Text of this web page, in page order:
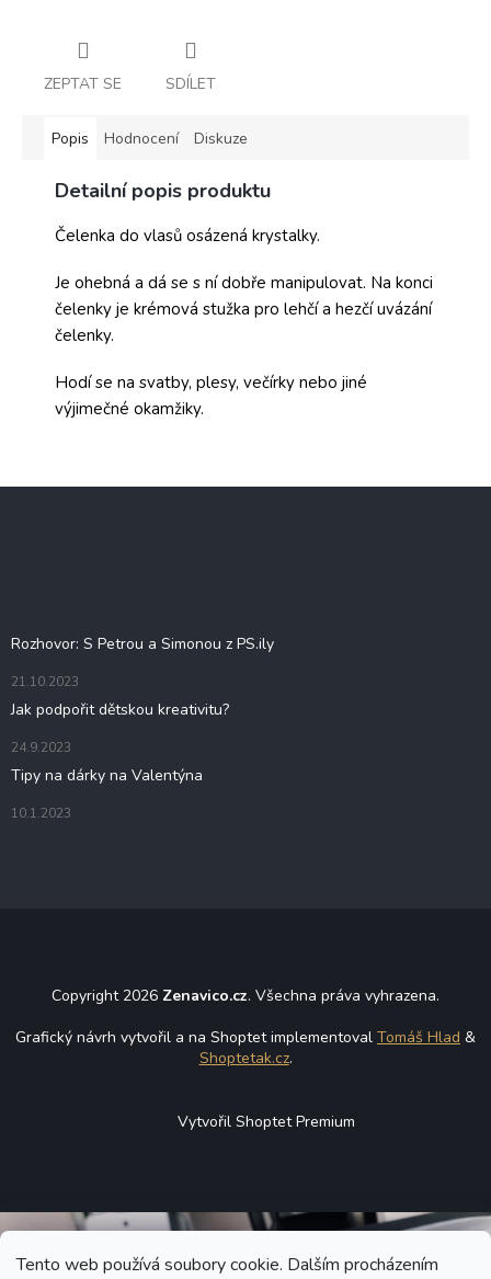
Tento web používá soubory cookie. Dalším procházením
ZEPTAT SE SDÍLET
Popis Hodnocení Diskuze
Detailní popis produktu
Čelenka do vlasů osázená krystalky.
Je ohebná a dá se s ní dobře manipulovat. Na konci
čelenky je krémová stužka pro lehčí a hezčí uvázání
čelenky.
Hodí se na svatby, plesy, večírky nebo jiné
výjimečné okamžiky.
Rozhovor: S Petrou a Simonou z PS.ily
21.10.2023
Jak podpořit dětskou kreativitu?
24.9.2023
Tipy na dárky na Valentýna
10.1.2023
Copyright 2026 Zenavico.cz. Všechna práva vyhrazena.
Grafický návrh vytvořil a na Shoptet implementoval Tomáš Hlad &
Shoptetak.cz.
Vytvořil Shoptet Premium